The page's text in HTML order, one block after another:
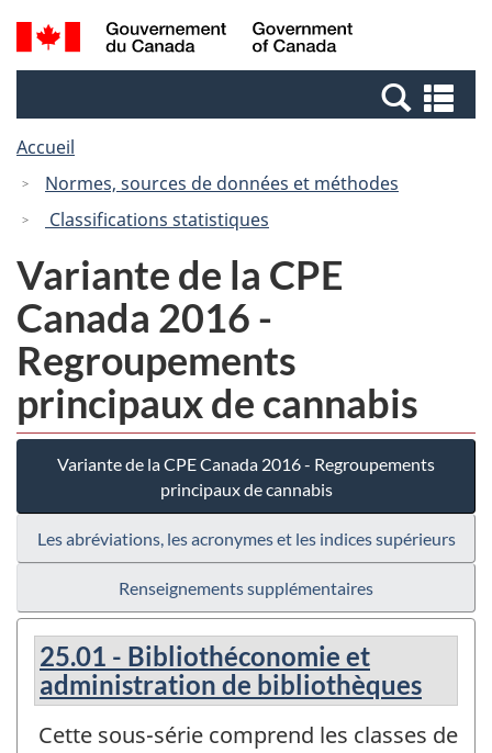
Passer
au
Passer
à
Canada
Recherche
et
et
Accueil
Normes, sources de données et méthodes
Classifications statistiques
Variante de la CPE
Canada 2016 -
Regroupements
principaux de cannabis
Variante de la CPE Canada 2016 - Regroupements
principaux de cannabis
Les abréviations, les acronymes et les indices supérieurs
Renseignements supplémentaires
25.01 - Bibliothéconomie et
administration de bibliothèques
Cette sous-série comprend les classes de